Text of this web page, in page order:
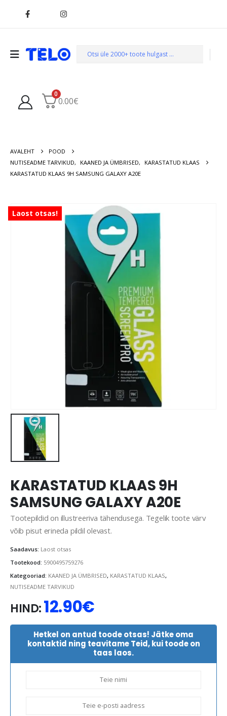
0
0.00€
AVALEHT
POOD
NUTISEADME TARVIKUD, KAANED JA ÜMBRISED,
KARASTATUD KLAAS
KARASTATUD KLAAS 9H SAMSUNG GALAXY A20E
Laost otsas!
KARASTATUD KLAAS 9H
SAMSUNG GALAXY A20E
Tootepildid on illustreeriva tähendusega. Tegelik toote värv
võib pisut erineda pildil olevast.
Saadavus: Laost otsas
Tootekood: 5900495759276
Kategooriad: KAANED JA ÜMBRISED, KARASTATUD KLAAS,
NUTISEADME TARVIKUD
HIND:12.90€
Hetkel on antud toode otsas! Jätke oma
kontaktid ning teavitame Teid, kui toode on
taas laos.